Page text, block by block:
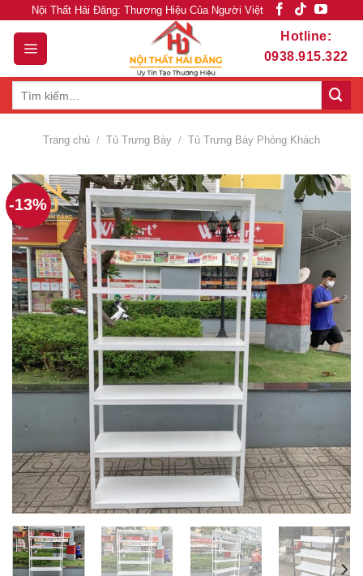
content
Nội Thất Hải Đăng: Thương Hiệu Của Người Việt
Hotline:
0938.915.322
Trang chủ / Tủ Trưng Bày / Tủ Trưng Bày Phòng Khách
-13%